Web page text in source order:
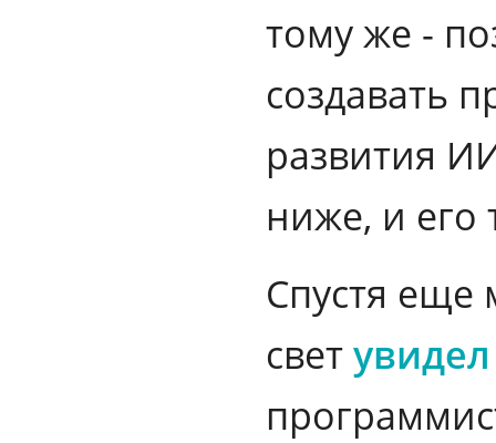
тому же -
создавать
развития
ниже, и его
Спустя еще
светувидел